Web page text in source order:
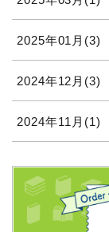
2025年01月(3)
2024年12月(3)
2024年11月(1)